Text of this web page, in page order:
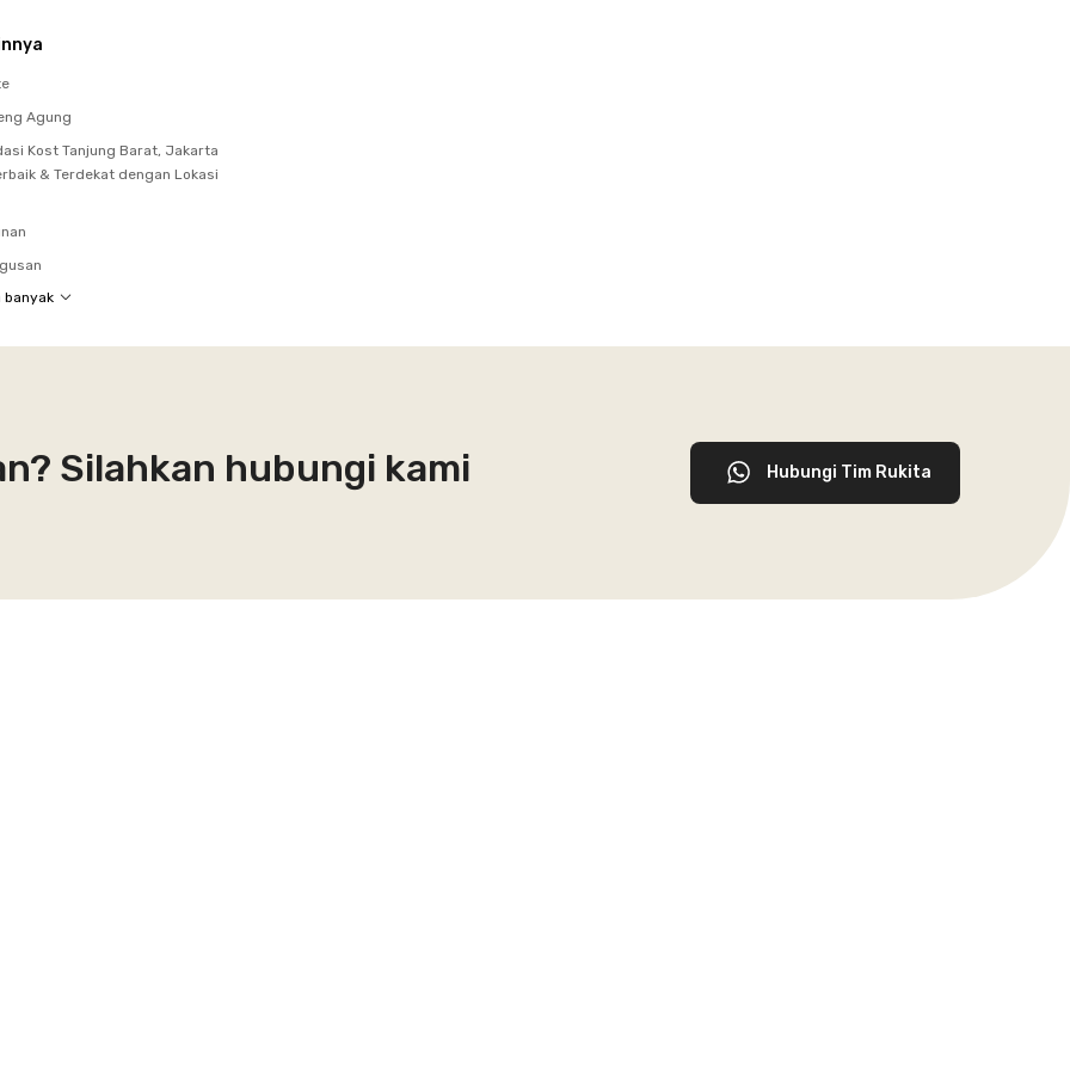
Agung
Kost Tanjung Barat, Jakarta
& Terdekat dengan Lokasi
banyak
Silahkan hubungi kami Hubungi Tim Rukita